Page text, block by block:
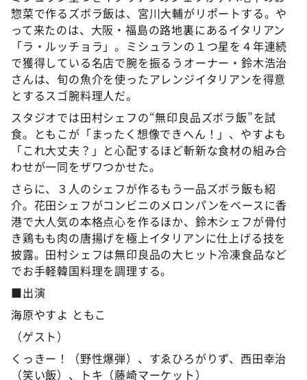
惣菜で作るズボラ飯は、宮川大輔がリポートする。や
って来たのは、大阪・福島の路地裏にあるイタリアン
「ラ・ルッチョラ」。ミシュランの１つ星を４年連続
で獲得している名店で腕を振るうオーナー・鈴木浩治
さんは、旬の魚介を使ったアレンジイタリアンを得意
とするスゴ腕料理人だ。
スタジオでは田村シェフの“無印良品ズボラ飯”を試
食。ともこが「まったく想像できへん！」、やすよも
「これ大丈夫？」と心配するほど斬新な食材の組み合
わせが一同をザワつかせた。
さらに、３人のシェフが作るもう一品ズボラ飯も紹
介。花田シェフがコンビニのメロンパンをベースに香
港で大人気の本格点心を作るほか、鈴木シェフが骨付
き鶏もも肉の唐揚げを極上イタリアンに仕上げる技を
披露。田村シェフは無印良品の大ヒット冷凍食品など
でお手軽韓国料理を調理する。
■出演
海原やすよ ともこ
（ゲスト）
くっきー！（野性爆弾）、すゑひろがりず、西田幸治
（笑い飯）、トキ（藤崎マーケット）